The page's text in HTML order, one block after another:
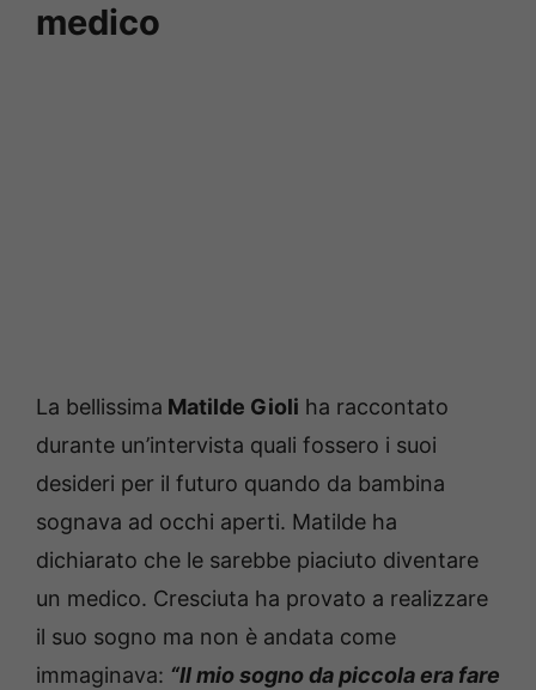
medico
La bellissima Matilde Gioli ha raccontato
durante un’intervista quali fossero i suoi
desideri per il futuro quando da bambina
sognava ad occhi aperti. Matilde ha
dichiarato che le sarebbe piaciuto diventare
un medico. Cresciuta ha provato a realizzare
il suo sogno ma non è andata come
immaginava: “Il mio sogno da piccola era fare